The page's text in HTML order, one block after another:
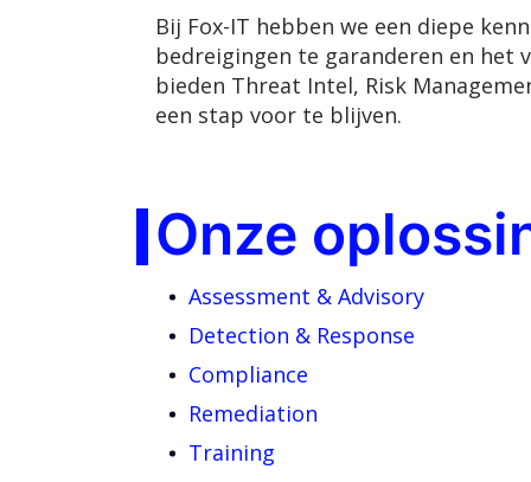
Bij Fox-IT hebben we een diepe
bedreigingen te garanderen en het
bieden Threat Intel, Risk
een stap voor te blijven.
Onze
Assessment & Advisory
Detection & Response
Compliance
Remediation
Training